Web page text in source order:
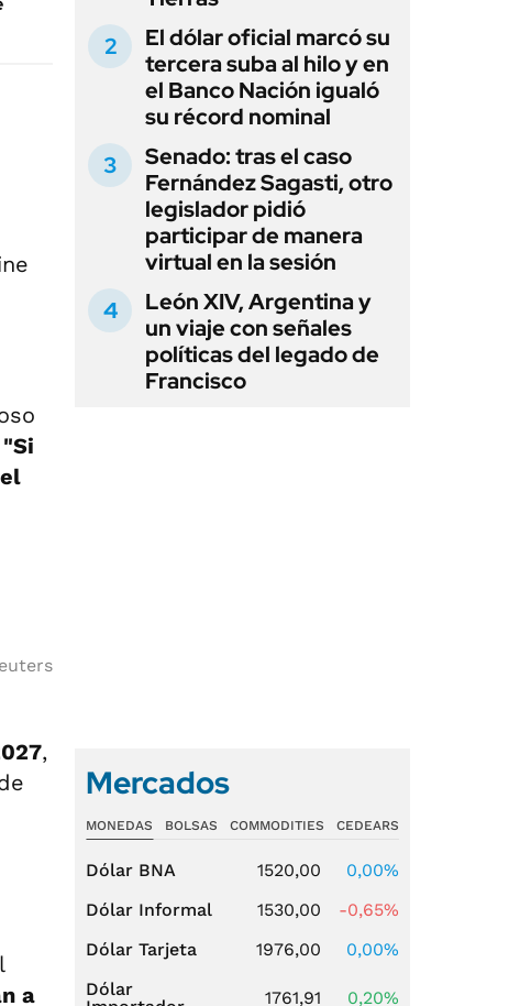
"Si
,
a
El dólar oficial marcó su
tercera suba al hilo y en
el Banco Nación igualó
su récord nominal
Senado: tras el caso
Fernández Sagasti, otro
legislador pidió
participar de manera
virtual en la sesión
León XIV, Argentina y
un viaje con señales
políticas del legado de
Francisco
Mercados
MONEDAS BOLSAS COMMODITIES CEDEARS
Dólar BNA 1520,00
0,00%
Dólar Informal
1530,00
-0,65%
Dólar Tarjeta
1976,00
0,00%
Dólar
1761,91 0,20%